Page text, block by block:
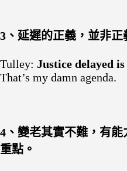
3、延遲的正義，並非正
Tulley: Justice delayed
That’s my damn agenda.
4、變老其實不難，有
重點。